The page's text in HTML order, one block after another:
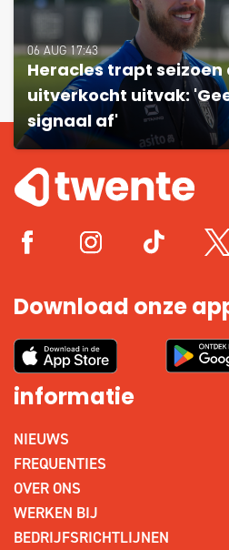
06 AUG 17:43
Heracles trapt seizoen
uitverkocht uitvak:
signaal af'
Download onze
informatie
NIEUWS
FREQUENTIES
OVER ONS
WERKEN BIJ
BEDRIJFSRICHTLIJNEN